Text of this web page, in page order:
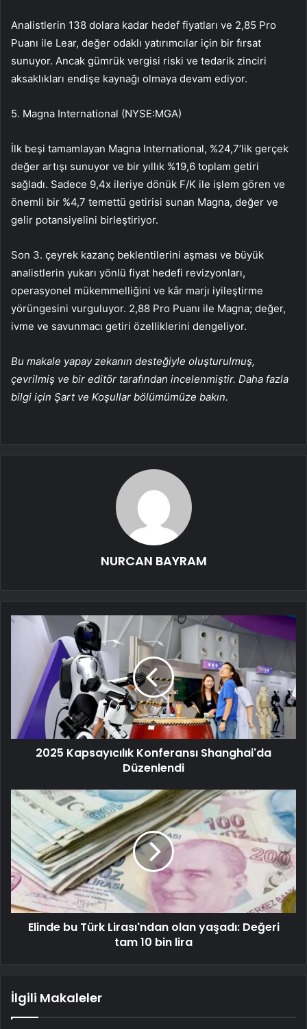
Analistlerin 138 dolara kadar hedef fiyatları ve 2,85 Pro
Puanı ile Lear, değer odaklı yatırımcılar için bir fırsat
sunuyor. Ancak gümrük vergisi riski ve tedarik zinciri
aksaklıkları endişe kaynağı olmaya devam ediyor.
5. Magna International (NYSE:MGA)
İlk beşi tamamlayan Magna International, %24,7’lik gerçek
değer artışı sunuyor ve bir yıllık %19,6 toplam getiri
sağladı. Sadece 9,4x ileriye dönük F/K ile işlem gören ve
önemli bir %4,7 temettü getirisi sunan Magna, değer ve
gelir potansiyelini birleştiriyor.
Son 3. çeyrek kazanç beklentilerini aşması ve büyük
analistlerin yukarı yönlü fiyat hedefi revizyonları,
operasyonel mükemmelliğini ve kâr marjı iyileştirme
yörüngesini vurguluyor. 2,88 Pro Puanı ile Magna; değer,
ivme ve savunmacı getiri özelliklerini dengeliyor.
Bu makale yapay zekanın desteğiyle oluşturulmuş,
çevrilmiş ve bir editör tarafından incelenmiştir. Daha fazla
bilgi için Şart ve Koşullar bölümümüze bakın.
NURCAN BAYRAM
2025 Kapsayıcılık Konferansı Shanghai'da
Düzenlendi
Elinde bu Türk Lirası'ndan olan yaşadı: Değeri
tam 10 bin lira
İlgili Makaleler